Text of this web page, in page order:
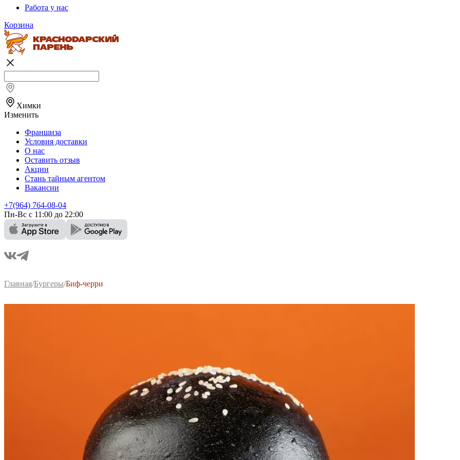
Работа у нас
Корзина
Химки
Изменить
Франшиза
Условия доставки
О нас
Оставить отзыв
Акции
Стань тайным агентом
Вакансии
+7(964) 764-08-04
Пн-Вс с 11:00 до 22:00
Главная/Бургеры/Биф-черри